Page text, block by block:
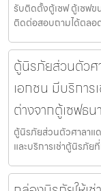
รับติดตั้งตู้เซฟ ตู้เซฟข
ติดต่อสอบถามได้ตลอ
ตู้นิรภัยส่วนตัวศ
เอกชน มีบริการ
ต่างจากตู้เซฟธ
ตู้นิรภัยส่วนตัวศาลาแ
และบริการเช่าตู้นิรภั